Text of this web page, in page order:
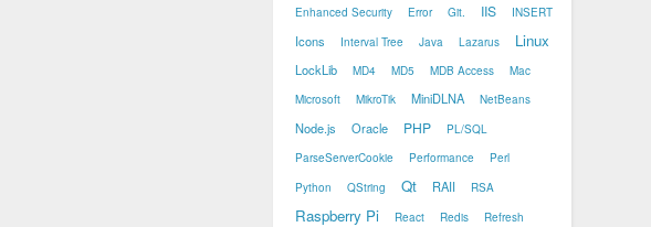
Enhanced Security
Error Git. IIS INSERT
Icons Interval Tree Java Lazarus Linux
LockLib MD4 MD5 MDB Access
Mac
Microsoft
MikroTik MiniDLNA NetBeans
Node.js Oracle PHP
PL/SQL
ParseServerCookie
Performance
Perl
Python
QString Qt RAII RSA
Raspberry Pi React Redis Refresh